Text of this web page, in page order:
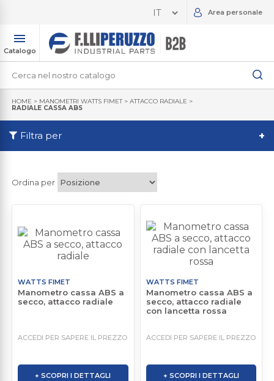
Area personale
Catalogo
HOME > MANOMETRI WATTS FIMET > ATTACCO RADIALE >
RADIALE CASSA ABS
Filtra per +
Ordina per
WATTS FIMET
Manometro cassa ABS a
secco, attacco radiale
ACCEDI PER SAPERE IL PREZZO
+ SCOPRI I DETTAGLI
WATTS FIMET
Manometro cassa ABS a
secco, attacco radiale
con lancetta rossa
ACCEDI PER SAPERE IL PREZZO
+ SCOPRI I DETTAGLI